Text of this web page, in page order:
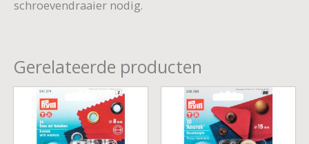
schroevendraaier nodig.
Gerelateerde producten